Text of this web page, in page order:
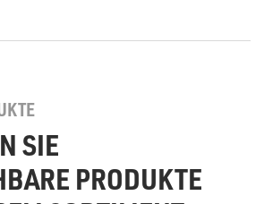
SIE
PRODUKTE